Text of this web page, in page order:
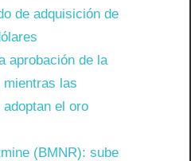
de adquisición de
aprobación de la
mientras las
el oro
(BMNR): sube